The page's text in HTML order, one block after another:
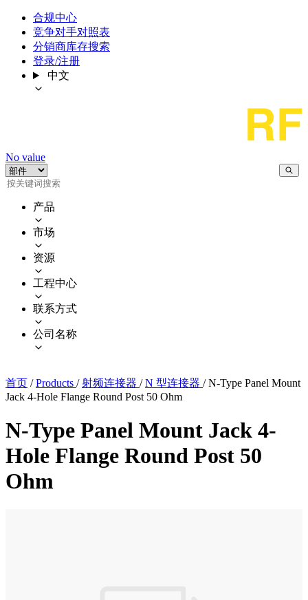
合规中心
竞争对手对照表
分销商库存搜索
登录/注册
中文
No value
产品
市场
资源
工程中心
联系方式
公司名称
首页 / Products / 射频连接器 / N 型连接器 / N-Type Panel Mount
Jack 4-Hole Flange Round Post 50 Ohm
N-Type Panel Mount Jack 4-
Hole Flange Round Post 50
Ohm